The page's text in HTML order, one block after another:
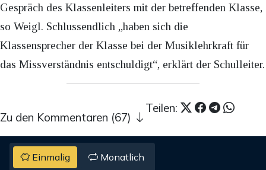
Gespräch des Klassenleiters mit der betreffenden Klasse,
so Weigl. Schlussendlich „haben sich die
Klassensprecher der Klasse bei der Musiklehrkraft für
das Missverständnis entschuldigt“, erklärt der Schulleiter.
Teilen:
Zu den Kommentaren (67)
Einmalig Monatlich